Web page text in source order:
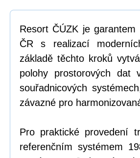
Resort ČÚZK je
ČR s realizací
základě těchto kroků
polohy prostorových
souřadnicových
závazné pro
Pro praktické provedení
referenčním systémem